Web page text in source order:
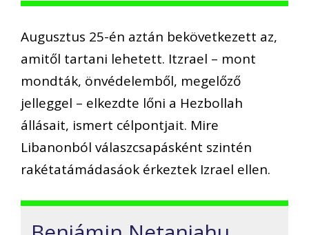
Augusztus 25-én aztán bekövetkezett az,
amitől tartani lehetett. Itzrael – mont
mondták, önvédelemből, megelőző
jelleggel – elkezdte lőni a Hezbollah
állásait, ismert célpontjait. Mire
Libanonból válaszcsapásként szintén
rakétatámádasáok érkeztek Izrael ellen.